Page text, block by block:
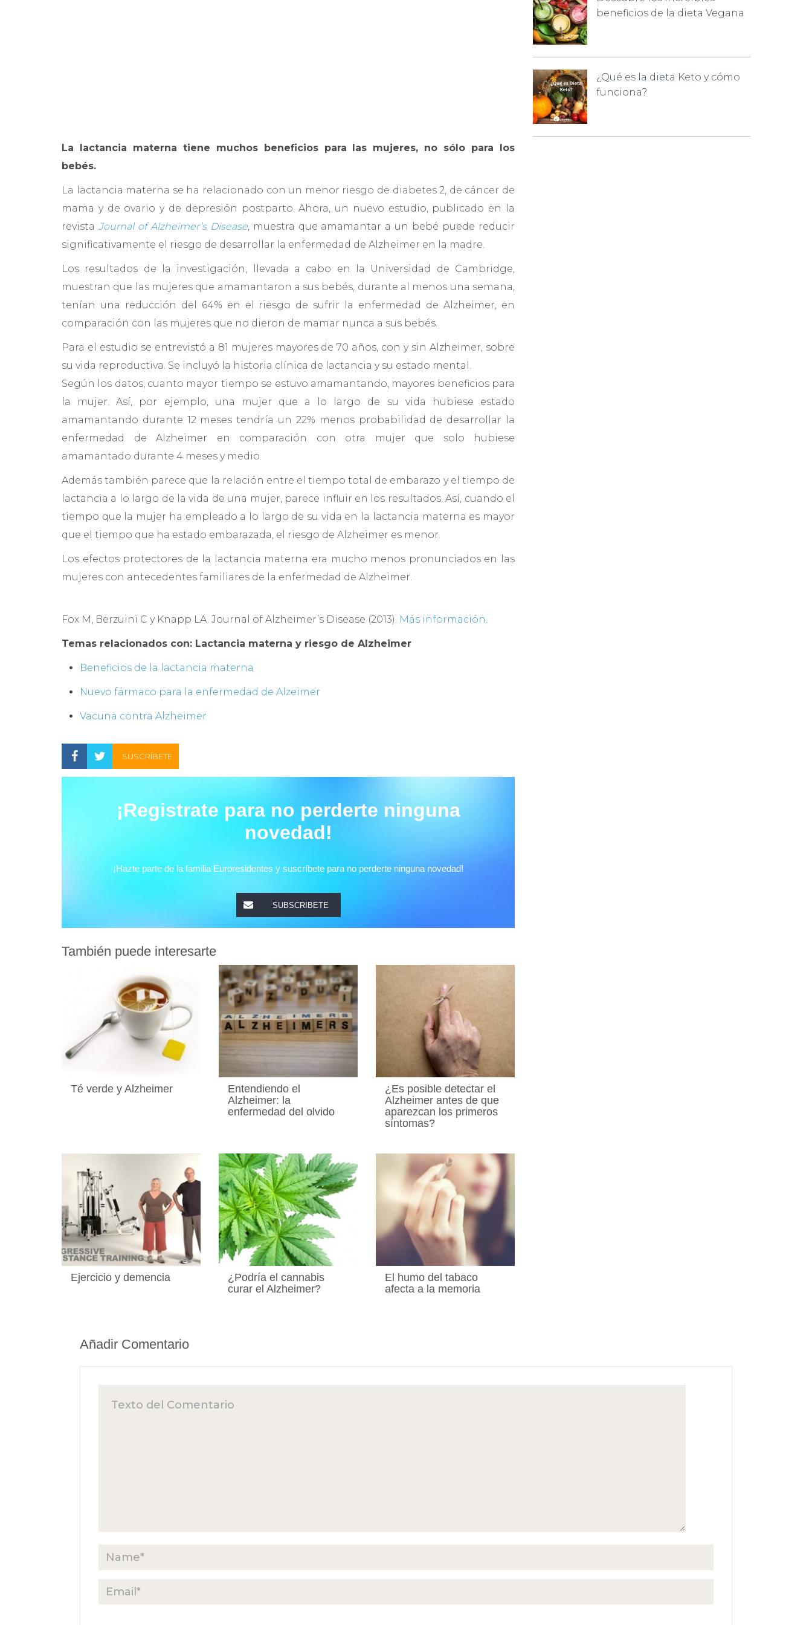
La lactancia materna tiene muchos beneficios para las mujeres, no sólo para los
bebés.
La lactancia materna se ha relacionado con un menor riesgo de diabetes 2, de cáncer de
mama y de ovario y de depresión postparto. Ahora, un nuevo estudio, publicado en la
revista Journal of Alzheimer’s Disease, muestra que amamantar a un bebé puede reducir
significativamente el riesgo de desarrollar la enfermedad de Alzheimer en la madre.
Los resultados de la investigación, llevada a cabo en la Universidad de Cambridge,
muestran que las mujeres que amamantaron a sus bebés, durante al menos una semana,
tenían una reducción del 64% en el riesgo de sufrir la enfermedad de Alzheimer, en
comparación con las mujeres que no dieron de mamar nunca a sus bebés.
Para el estudio se entrevistó a 81 mujeres mayores de 70 años, con y sin Alzheimer, sobre
su vida reproductiva. Se incluyó la historia clínica de lactancia y su estado mental.
Según los datos, cuanto mayor tiempo se estuvo amamantando, mayores beneficios para
la mujer. Así, por ejemplo, una mujer que a lo largo de su vida hubiese estado
amamantando durante 12 meses tendría un 22% menos probabilidad de desarrollar la
enfermedad de Alzheimer en comparación con otra mujer que solo hubiese
amamantado durante 4 meses y medio.
Además también parece que la relación entre el tiempo total de embarazo y el tiempo de
lactancia a lo largo de la vida de una mujer, parece influir en los resultados. Así, cuando el
tiempo que la mujer ha empleado a lo largo de su vida en la lactancia materna es mayor
que el tiempo que ha estado embarazada, el riesgo de Alzheimer es menor.
Los efectos protectores de la lactancia materna era mucho menos pronunciados en las
mujeres con antecedentes familiares de la enfermedad de Alzheimer.
Fox M, Berzuini C y Knapp LA. Journal of Alzheimer’s Disease (2013). Más información.
Temas relacionados con: Lactancia materna y riesgo de Alzheimer
Beneficios de la lactancia materna
Nuevo fármaco para la enfermedad de Alzeimer
Vacuna contra Alzheimer
SUSCRÍBETE
También puede interesarte
Té verde y Alzheimer
Entendiendo el
Alzheimer: la
enfermedad del olvido
¿Es posible detectar el
Alzheimer antes de que
aparezcan los primeros
síntomas?
Ejercicio y demencia
¿Podría el cannabis
curar el Alzheimer?
El humo del tabaco
afecta a la memoria
beneficios de la dieta Vegana
¿Qué es la dieta Keto y cómo
funciona?
Añadir Comentario